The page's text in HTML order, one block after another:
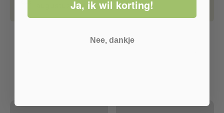
augustus.Ja, ik wil korting!
Nee, dankje